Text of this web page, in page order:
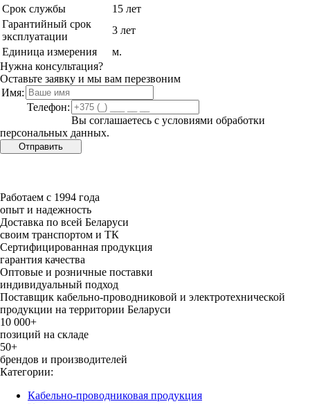
Срок службы
15 лет
Гарантийный срок
эксплуатации
3 лет
Единица измерения
м.
Нужна консультация?
Оставьте заявку и мы вам перезвоним
Имя:
Телефон:
Вы соглашаетесь с условиями обработки
персональных данных.
Работаем с 1994 года
опыт и надежность
Доставка по всей Беларуси
своим транспортом и ТК
Сертифицированная продукция
гарантия качества
Оптовые и розничные поставки
индивидуальный подход
Поставщик кабельно-проводниковой и электротехнической
продукции на территории Беларуси
10 000+
позиций на складе
50+
брендов и производителей
Категории:
Кабельно-проводниковая продукция